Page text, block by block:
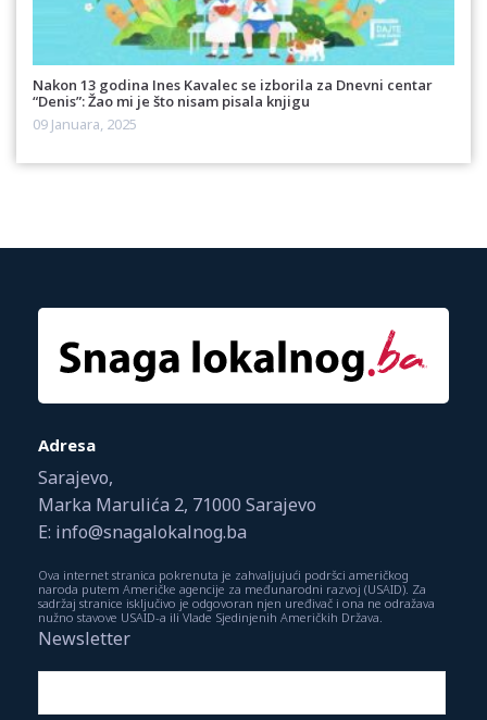
Nakon 13 godina Ines Kavalec se izborila za Dnevni centar
“Denis”: Žao mi je što nisam pisala knjigu
09 Januara, 2025
Adresa
Sarajevo,
Marka Marulića 2, 71000 Sarajevo
E: info@snagalokalnog.ba
Ova internet stranica pokrenuta je zahvaljujući podršci američkog
naroda putem Američke agencije za međunarodni razvoj (USAID). Za
sadržaj stranice isključivo je odgovoran njen uređivač i ona ne odražava
nužno stavove USAID-a ili Vlade Sjedinjenih Američkih Država.
Newsletter